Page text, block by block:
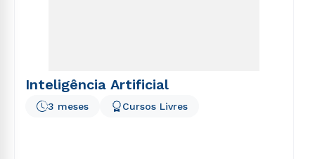
Inteligência Artificial
3 meses Cursos Livres